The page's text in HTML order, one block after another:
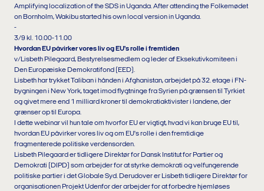
Amplifying localization of the SDS in Uganda. After attending the Folkemødet
on Bornholm, Wakibu started his own local version in Uganda.
-
3/9 kl. 10.00-11.00
Hvordan EU påvirker vores liv og EU's rolle i fremtiden
v/Lisbeth Pilegaard, Bestyrelsesmedlem og leder af Eksekutivkomiteen i
Den Europæiske Demokratifond (EED).
Lisbeth har trykket Taliban i hånden i Afghanistan, arbejdet på 32. etage i FN-
bygningen i New York, taget imod flygtninge fra Syrien på grænsen til Tyrkiet
og givet mere end 1 milliard kroner til demokratiaktivister i landene, der
grænser op til Europa.
I dette webinar vil hun tale om hvorfor EU er vigtigt, hvad vi kan bruge EU til,
hvordan EU påvirker vores liv og om EU's rolle i den fremtidige
fragmenterede politiske verdensorden.
Lisbeth Pilegaard er tidligere Direktør for Dansk Institut for Partier og
Demokrati (DIPD) som arbejder for at styrke demokrati og velfungerende
politiske partier i det Globale Syd. Derudover er Lisbeth tidligere Direktør for
organisationen Projekt Udenfor der arbejder for at forbedre hjemløses